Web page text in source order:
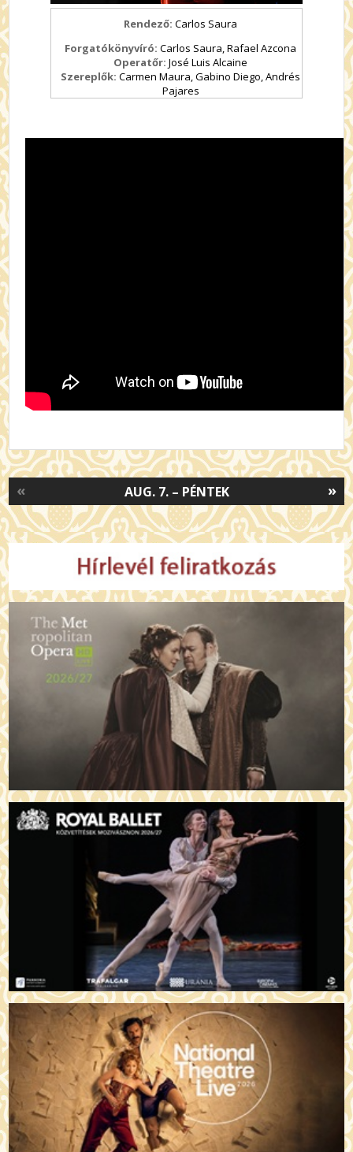
Rendező: Carlos Saura
Forgatókönyvíró: Carlos Saura, Rafael Azcona
Operatőr: José Luis Alcaine
Szereplők: Carmen Maura, Gabino Diego, Andrés
Pajares
»
AUG. 7. – PÉNTEK
«